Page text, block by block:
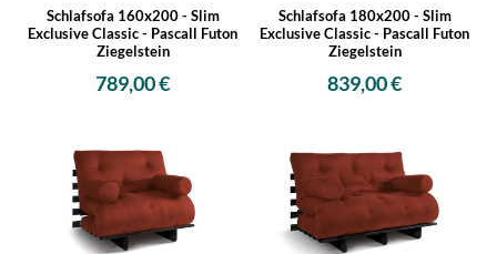
Schlafsofa 160x200 - Slim
Exclusive Classic - Pascall Futon
Ziegelstein
789,00 €
Schlafsofa 180x200 - Slim
Exclusive Classic - Pascall Futon
Ziegelstein
839,00 €